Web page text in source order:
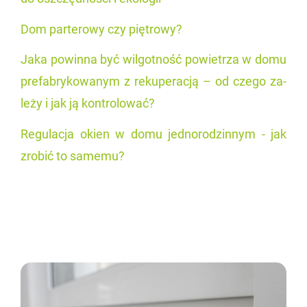
Dom par­te­ro­wy czy pię­tro­wy?
Jaka po­win­na być wil­got­ność po­wie­trza w domu
pre­fa­bry­ko­wa­nym z re­ku­pe­ra­cją – od czego za­
le­ży i jak ją kon­tro­lo­wać?
Re­gu­la­cja okien w domu jed­no­ro­dzin­nym - jak
zro­bić to sa­me­mu?